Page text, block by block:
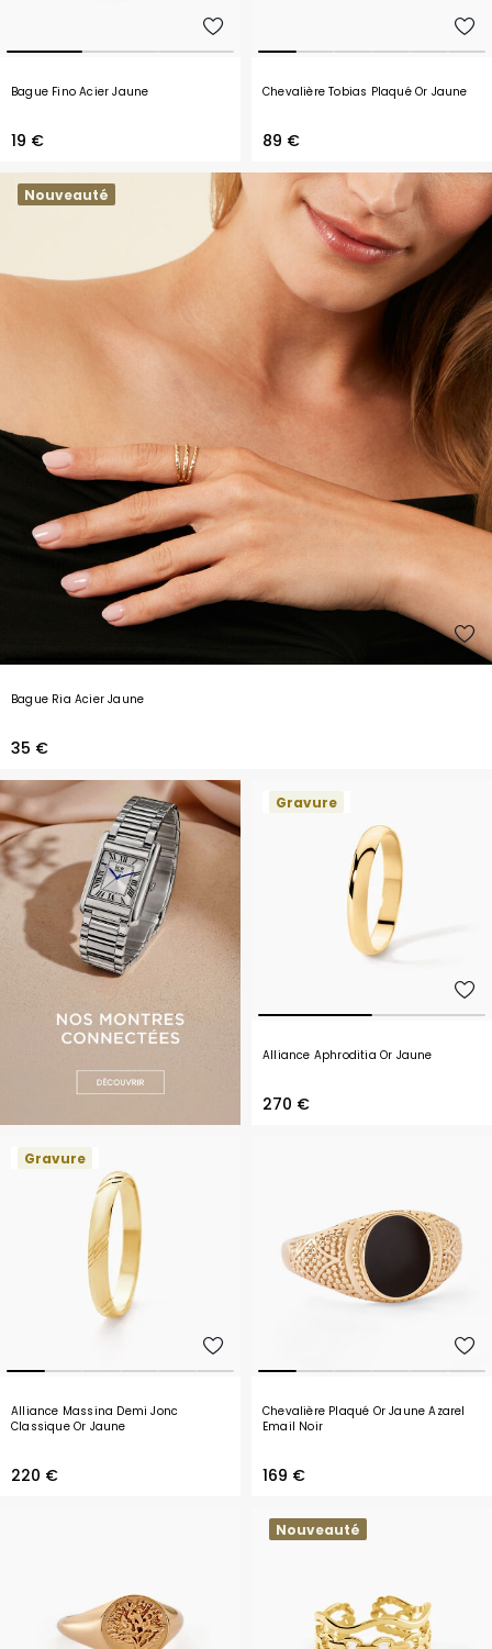
Bague Fino Acier Jaune
19 €
Chevalière Tobias Plaqué Or Jaune
89 €
Nouveauté
Bague Ria Acier Jaune
35 €
Gravure
Alliance Aphroditia Or Jaune
270 €
Gravure
Alliance Massina Demi Jonc
Classique Or Jaune
220 €
Chevalière Plaqué Or Jaune Azarel
Email Noir
169 €
Nouveauté